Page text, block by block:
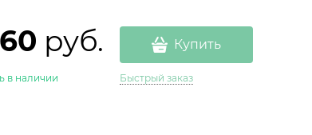
руб.
в наличии
Купить
Быстрый заказ